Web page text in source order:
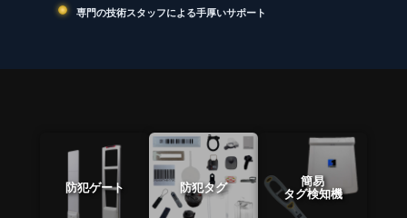
専門の技術スタッフによる手厚いサポート
防犯ゲート 防犯タグ 簡易
タグ検知機